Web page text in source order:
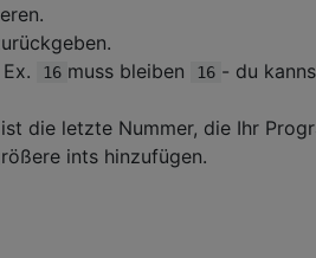
Ex. 16 muss bleiben 16 - du
die letzte Nummer, die Ihr
ints hinzufügen.